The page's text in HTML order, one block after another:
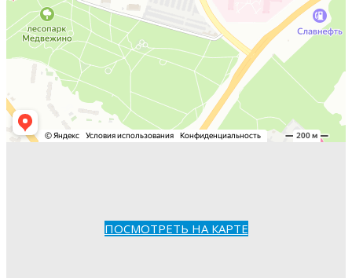
ПОСМОТРЕТЬ НА КАРТЕ